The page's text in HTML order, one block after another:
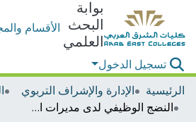
بوابة
البحث
العلمي
الأقسام
تسجيل الدخول
الرئيسية
الإدارة والإشراف التربوي
النضج الوظيفي لدى مديرات المدارس الثانوية بمدينة الخرج من وجهة نظر المعلمات